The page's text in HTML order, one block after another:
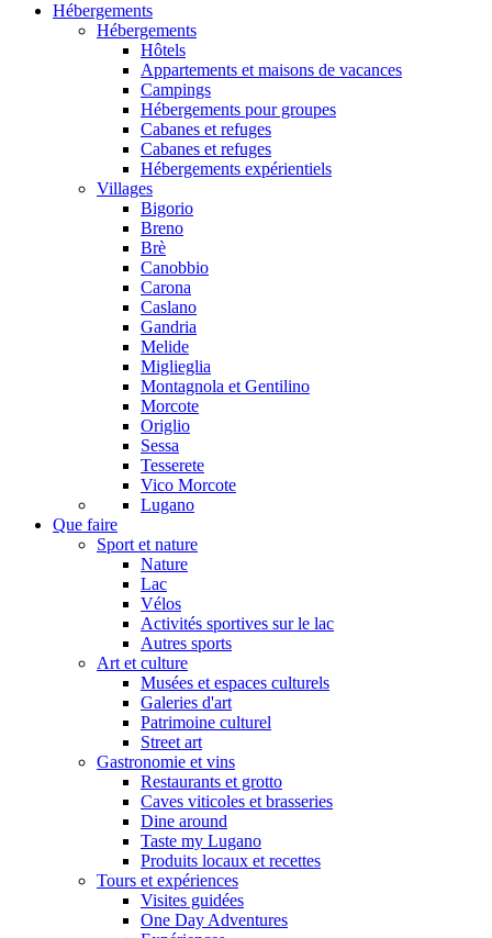
Hébergements
Hébergements
Hôtels
Appartements et maisons de vacances
Campings
Hébergements pour groupes
Cabanes et refuges
Cabanes et refuges
Hébergements expérientiels
Villages
Bigorio
Breno
Brè
Canobbio
Carona
Caslano
Gandria
Melide
Miglieglia
Montagnola et Gentilino
Morcote
Origlio
Sessa
Tesserete
Vico Morcote
Lugano
Que faire
Sport et nature
Nature
Lac
Vélos
Activités sportives sur le lac
Autres sports
Art et culture
Musées et espaces culturels
Galeries d'art
Patrimoine culturel
Street art
Gastronomie et vins
Restaurants et grotto
Caves viticoles et brasseries
Dine around
Taste my Lugano
Produits locaux et recettes
Tours et expériences
Visites guidées
One Day Adventures